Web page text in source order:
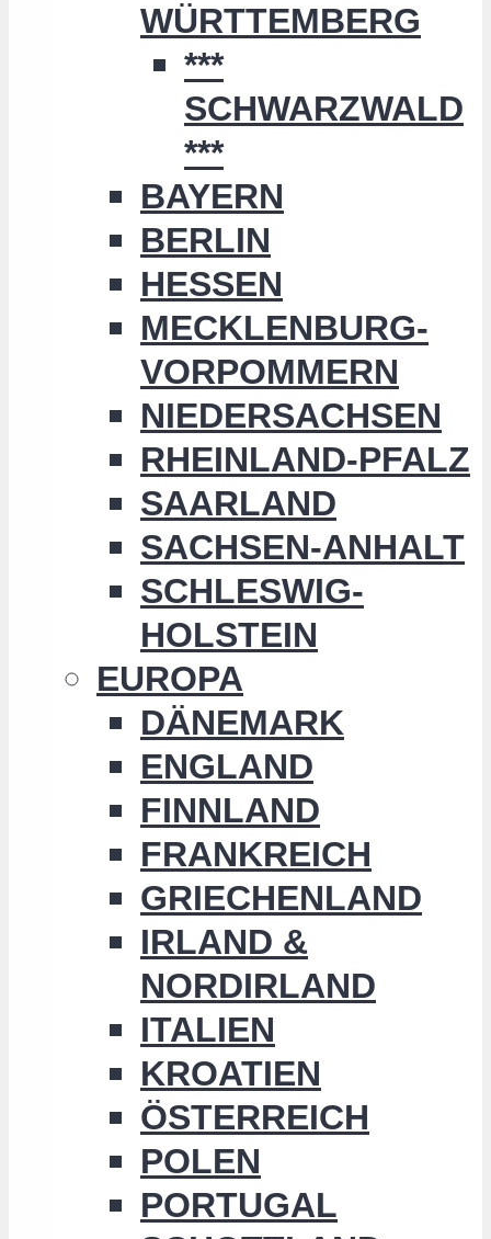
WÜRTTEMBERG
***
SCHWARZWALD
***
BAYERN
BERLIN
HESSEN
MECKLENBURG-
VORPOMMERN
NIEDERSACHSEN
RHEINLAND-PFALZ
SAARLAND
SACHSEN-ANHALT
SCHLESWIG-
HOLSTEIN
EUROPA
DÄNEMARK
ENGLAND
FINNLAND
FRANKREICH
GRIECHENLAND
IRLAND &
NORDIRLAND
ITALIEN
KROATIEN
ÖSTERREICH
POLEN
PORTUGAL